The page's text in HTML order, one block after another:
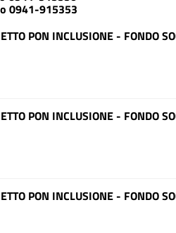
915353
PON INCLUSIONE - FONDO
PON INCLUSIONE - FONDO
PON INCLUSIONE - FONDO